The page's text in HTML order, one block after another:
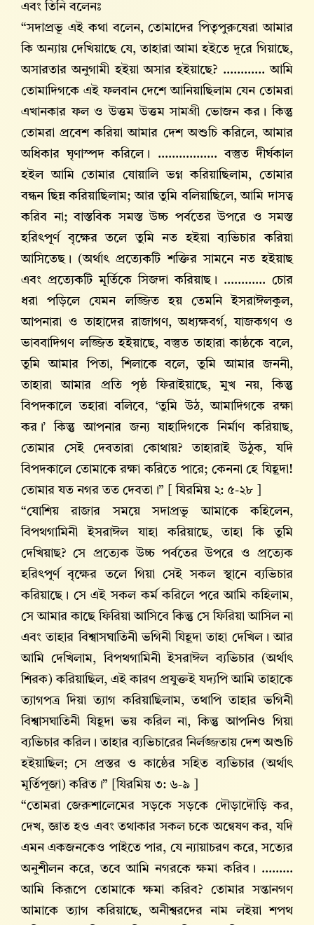
এবং তিনি বলেনঃ
“সদাপ্রভূ এই কথা বলেন, তোমাদের পিতৃপুরুষেরা আমার
কি অন্যায় দেখিয়াছে যে, তাহারা আমা হইতে দূরে গিয়াছে,
অসারতার অনুগামী হইয়া অসার হইয়াছে? ............ আমি
তোমাদিগকে এই ফলবান দেশে আনিয়াছিলাম যেন তোমরা
এখানকার ফল ও উত্তম উত্তম সামগ্রী ভোজন কর। কিন্তু
তোমরা প্রবেশ করিয়া আমার দেশ অশুচি করিলে, আমার
অধিকার ঘৃণাস্পদ করিলে। ................. বস্তুত দীর্ঘকাল
হইল আমি তোমার যোয়ালি ভগ্ন করিয়াছিলাম, তোমার
বন্ধন ছিন্ন করিয়াছিলাম; আর তুমি বলিয়াছিলে, আমি দাসত্ব
করিব না; বাস্তবিক সমস্ত উচ্চ পর্বতের উপরে ও সমস্ত
হরিৎপূর্ণ বৃক্ষের তলে তুমি নত হইয়া ব্যভিচার করিয়া
আসিতেছ। (অর্থাৎ প্রত্যেকটি শক্তির সামনে নত হইয়াছ
এবং প্রত্যেকটি মূর্তিকে সিজদা করিয়াছ। ............ চোর
ধরা পড়িলে যেমন লজ্জিত হয় তেমনি ইসরাঈলকুল,
আপনারা ও তাহাদের রাজাগণ, অধ্যক্ষবর্গ, যাজকগণ ও
ভাববাদিগণ লজ্জিত হইয়াছে, বস্তুত তাহারা কাষ্ঠকে বলে,
তুমি আমার পিতা, শিলাকে বলে, তুমি আমার জননী,
তাহারা আমার প্রতি পৃষ্ঠ ফিরাইয়াছে, মুখ নয়, কিন্তু
বিপদকালে তহারা বলিবে, ‘তুমি উঠ, আমাদিগকে রক্ষা
কর।’ কিন্তু আপনার জন্য যাহাদিগকে নির্মাণ করিয়াছ,
তোমার সেই দেবতারা কোথায়? তাহারাই উঠুক, যদি
বিপদকালে তোমাকে রক্ষা করিতে পারে; কেননা হে যিহূদা!
তোমার যত নগর তত দেবতা।” [ যিরমিয় ২: ৫-২৮ ]
“যোশিয় রাজার সময়ে সদাপ্রভূ আমাকে কহিলেন,
বিপথগামিনী ইসরাঈল যাহা করিয়াছে, তাহা কি তুমি
দেখিয়াছ? সে প্রত্যেক উচ্চ পর্বতের উপরে ও প্রত্যেক
হরিৎপূর্ণ বৃক্ষের তলে গিয়া সেই সকল স্থানে ব্যভিচার
করিয়াছে। সে এই সকল কর্ম করিলে পরে আমি কহিলাম,
সে আমার কাছে ফিরিয়া আসিবে কিন্তু সে ফিরিয়া আসিল না
এবং তাহার বিশ্বাসঘাতিনী ভগিনী যিহূদা তাহা দেখিল। আর
আমি দেখিলাম, বিপথগামিনী ইসরাঈল ব্যভিচার (অর্থাৎ
শিরক) করিয়াছিল, এই কারণ প্রযুক্তই যদ্যপি আমি তাহাকে
ত্যাগপত্র দিয়া ত্যাগ করিয়াছিলাম, তথাপি তাহার ভগিনী
বিশ্বাসঘাতিনী যিহূদা ভয় করিল না, কিন্তু আপনিও গিয়া
ব্যভিচার করিল। তাহার ব্যভিচারের নির্লজ্জতায় দেশ অশুচি
হইয়াছিল; সে প্রস্তর ও কাষ্ঠের সহিত ব্যভিচার (অর্থাৎ
মূর্তিপূজা) করিত।” [যিরমিয় ৩: ৬-৯ ]
“তোমরা জেরুশালেমের সড়কে সড়কে দৌড়াদৌড়ি কর,
দেখ, জ্ঞাত হও এবং তথাকার সকল চকে অন্বেষণ কর, যদি
এমন একজনকেও পাইতে পার, যে ন্যায়াচরণ করে, সত্যের
অনুশীলন করে, তবে আমি নগরকে ক্ষমা করিব। .........
আমি কিরূপে তোমাকে ক্ষমা করিব? তোমার সন্তানগণ
আমাকে ত্যাগ করিয়াছে, অনীশ্বরদের নাম লইয়া শপথ